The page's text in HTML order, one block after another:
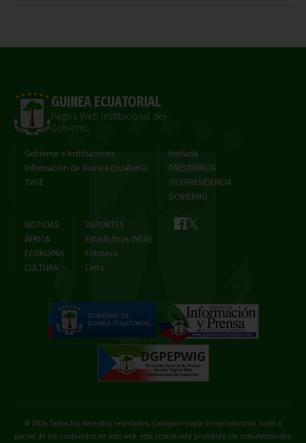
GUINEA ECUATORIAL
Página Web Institucional del
Gobierno
Gobierno e Instituciones
Información de Guinea Ecuatorial
TVGE
Portada
PRESIDENCIA
VICEPRESIDENCIA
GOBIERNO
NOTICIAS
ÁFRICA
ECONOMÍA
CULTURA
DEPORTES
Estadísticas INEGE
Fototeca
Links
© 2026 Todos los derechos reservados. Cualquier copia o reproducción, total o
parcial de los contenidos de esta web, está totalmente prohibido sin consentimiento